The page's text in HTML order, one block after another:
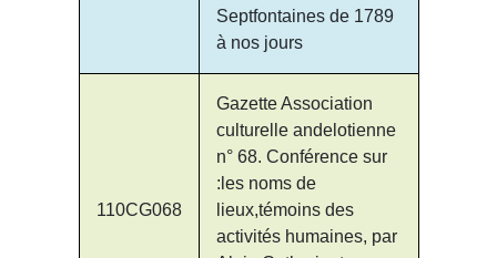
Septfontaines de 1789
à nos jours
110CG068
Gazette Association
culturelle andelotienne
n° 68. Conférence sur
:les noms de
lieux,témoins des
activités humaines, par